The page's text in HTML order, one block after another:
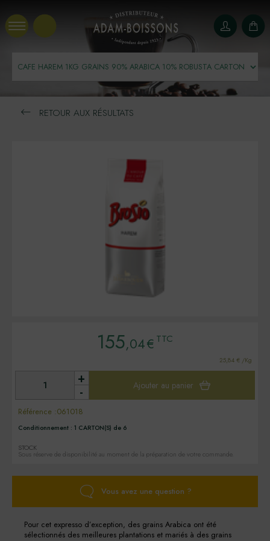
RETOUR AUX RÉSULTATS
Pour cet expresso d’exception, des grains Arabica ont été
sélectionnés des meilleures plantations et mariés à des grains
155,04€ TTC
25,84 € /Kg
-
+ Ajouter au panier
Référence :061018
Conditionnement : 1 CARTON(S) de 6
STOCK
Sous réserve de disponibilité au moment de la préparation de votre commande.
Vous avez une question ?